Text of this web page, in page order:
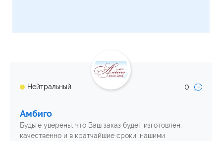
Нейтральный 0
Амбиго
Будьте уверены, что Ваш заказ будет изготовлен,
качественно и в кратчайшие сроки, нашими